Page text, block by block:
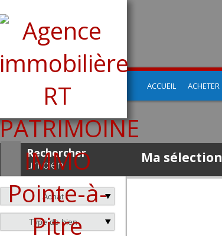
ACCUEIL ACHETER
Rechercher
un bien
Ma sélection
Achat
Type de bien